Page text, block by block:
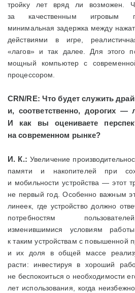
тройку лет вряд ли возможен.
за качественным игровым
минимальная задержка между
действиями в игре,
«лагов» и так далее. Для этого
мощный компьютер с
процессором.
CRN/RE: Что будет служить
и, соответственно, дорогих —
И как вы оцениваете
на современном рынке?
И. К.: Увеличение
памяти и накопителей при
и мобильности устройства — этот
не первый год. Особенно важным
линеек, где устройство должно
потребностям
изменившимися условиям
к таким устройствам с повышенной
и их доля в общей массе
расти: инвестируя в хороший
не беспокоиться о необходимости
лет использования, когда